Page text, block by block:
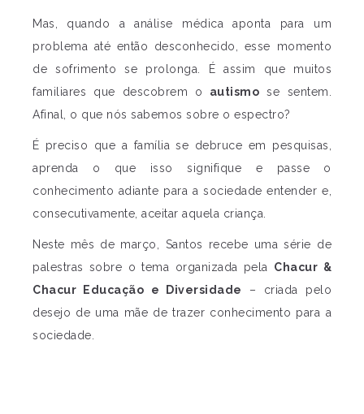
Mas, quando a análise médica aponta para um
problema até então desconhecido, esse momento
de sofrimento se prolonga. É assim que muitos
familiares que descobrem o
autismo se sentem.
Afinal, o que nós sabemos sobre o espectro?
É preciso que a família se debruce em pesquisas,
aprenda o que isso signifique e passe o
conhecimento adiante para a sociedade entender e,
consecutivamente, aceitar aquela criança.
Neste mês de março, Santos recebe uma série de
palestras sobre o tema organizada pela Chacur &
Chacur Educação e Diversidade
– criada pelo
desejo de uma mãe de trazer conhecimento para a
sociedade.